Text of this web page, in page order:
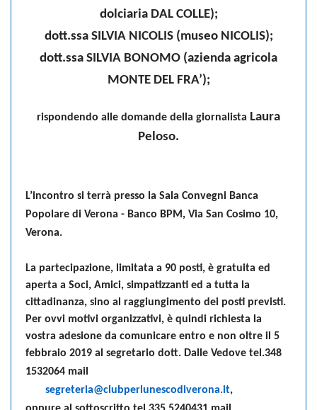
dolciaria DAL COLLE);
dott.ssa SILVIA NICOLIS (museo NICOLIS);
dott.ssa SILVIA BONOMO (azienda agricola
MONTE DEL FRA’);
rispondendo alle domande della giornalista Laura
Peloso.
L’incontro si terrà presso la Sala Convegni Banca
Popolare di Verona - Banco BPM, Via San Cosimo 10,
Verona.
La partecipazione, limitata a 90 posti, è gratuita ed
aperta a Soci, Amici, simpatizzanti ed a tutta la
cittadinanza, sino al raggiungimento dei posti previsti.
Per ovvi motivi organizzativi, è quindi richiesta la
vostra adesione da comunicare entro e non oltre il 5
febbraio 2019 al segretario dott. Dalle Vedove tel.348
1532064 mail
segreteria@clubperlunescodiverona.it,